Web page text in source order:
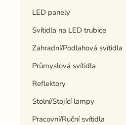
LED panely
Svítidla na LED trubice
Zahradní/Podlahová svítidla
Průmyslová svítidla
Reflektory
Stolní/Stojící lampy
Pracovní/Ruční svítidla